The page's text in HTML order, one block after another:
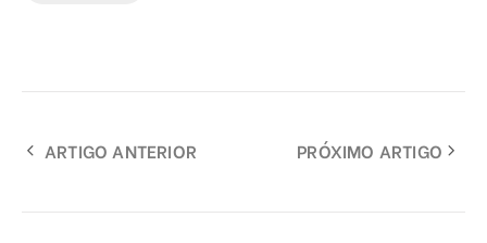
ARTIGO ANTERIOR PRÓXIMO ARTIGO